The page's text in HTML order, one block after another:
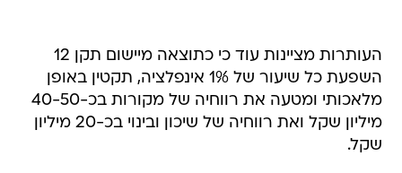
העותרות מציינות עוד כי כתוצאה מיישום תקן 12
השפעת כל שיעור של 1% אינפלציה, תקטין באופן
מלאכותי ומטעה את רווחיה של מקורות בכ-40-50
מיליון שקל ואת רווחיה של שיכון ובינוי בכ-20 מיליון
שקל.